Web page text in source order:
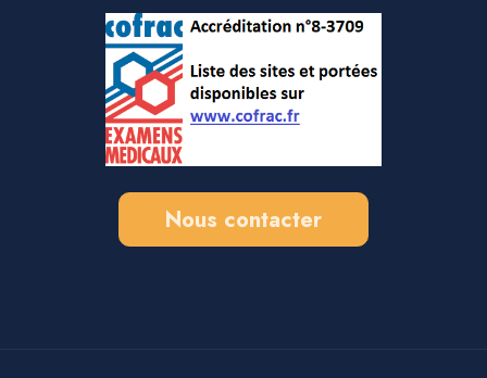
Nous contacter